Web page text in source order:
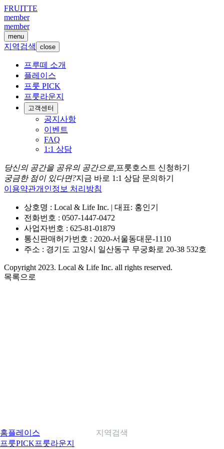
FRUITTE
member
member
menu
지역검색 close
프루떼 소개
플레이스
프룻 PICK
프룻라운지
고객센터
공지사항
이벤트
FAQ
1:1 상담
당신의 공간을 공유의 공간으로, 프룻호스트 신청하기
궁금한 점이 있다면?지금 바로 1:1 상담 문의하기
이용약관개인정보 처리방침
상호명 : Local & Life Inc. | 대표: 홍인기
전화번호 : 0507-1447-0472
사업자번호 : 625-81-01879
통신판매허가번호 : 2020-서울동대문-1110
주소 : 경기도 고양시 일산동구 무궁화로 20-38 532호
Copyright 2023. Local & Life Inc. all rights reserved.
목록으로
홈플레이스
프룻PICK프룻라운지
지역검색